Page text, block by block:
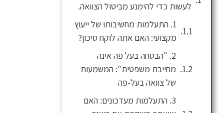
לעשות כדי להימנע מביטול הצוואה.
1. התעלמות מחשיבותו של ייעוץ
מקצועי: האם אתה לוקח סיכון?
2. "הבטחה בעל פה אינה
מחייבת משפטית": המשמעות
של צוואה בעל-פה
3. התעלמות מעדכונים: האם